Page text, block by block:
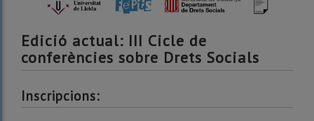
Edició actual: III Cicle de
conferències sobre Drets Socials
Inscripcions: